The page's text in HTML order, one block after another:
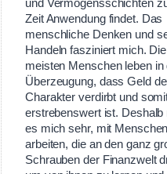
und Vermögensschichten
Zeit Anwendung findet. Das
menschliche Denken und
Handeln fasziniert mich. Die
meisten Menschen leben in
Überzeugung, dass Geld
Charakter verdirbt und
erstrebenswert ist. Deshalb
es mich sehr, mit
arbeiten, die an den ganz
Schrauben der Finanzwelt